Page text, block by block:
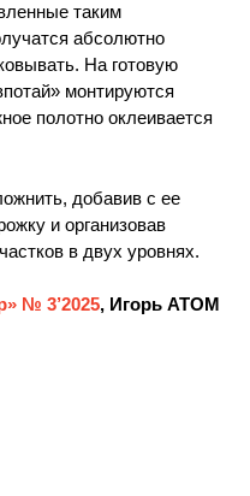
таким
абсолютно
На готовую
монтируются
полотно оклеивается
добавив с ее
и организовав
в двух уровнях.
№ 3’2025, Игорь АТОМ